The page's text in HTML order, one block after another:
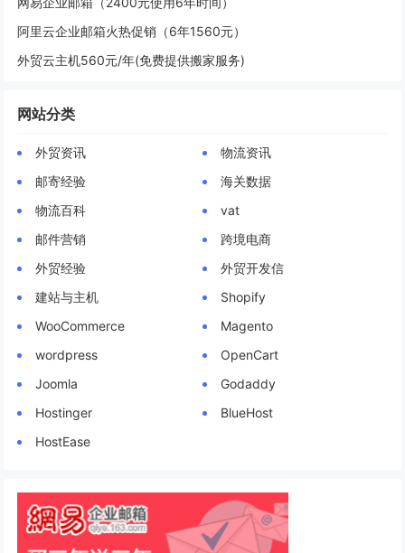
阿里云企业邮箱火热促销（6年1560元）
外贸云主机560元/年(免费提供搬家服务)
网站分类
外贸资讯
物流资讯
邮寄经验
海关数据
物流百科
vat
邮件营销
跨境电商
外贸经验
外贸开发信
建站与主机
Shopify
WooCommerce
Magento
wordpress
OpenCart
Joomla
Godaddy
Hostinger
BlueHost
HostEase